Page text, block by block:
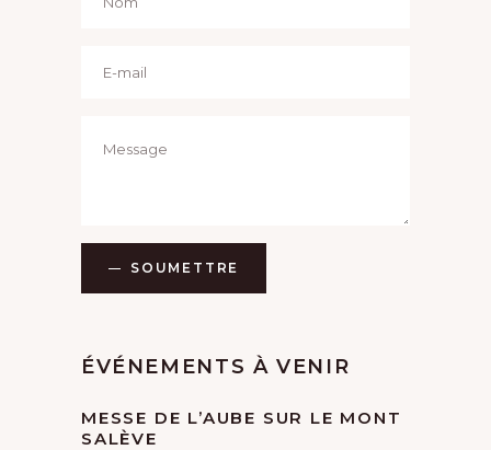
SOUMETTRE
ÉVÉNEMENTS À VENIR
MESSE DE L’AUBE SUR LE MONT
SALÈVE